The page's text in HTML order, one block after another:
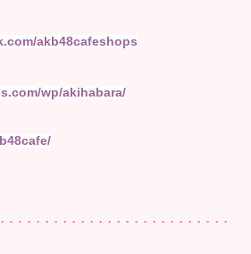
akb48cafeshops
wp/akihabara/